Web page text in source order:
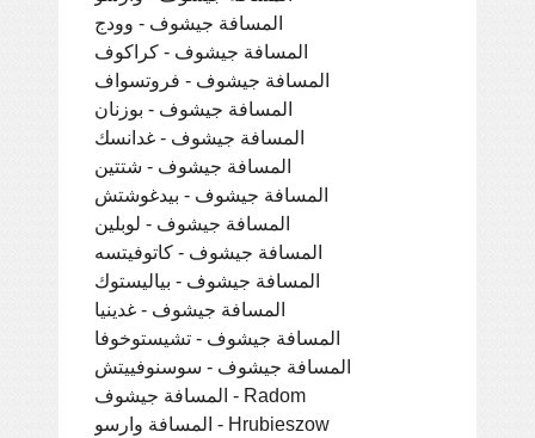
المسافة جيشوف - وودج
المسافة جيشوف - كراكوف
المسافة جيشوف - فروتسواف
المسافة جيشوف - بوزنان
المسافة جيشوف - غدانسك
المسافة جيشوف - شتتين
المسافة جيشوف - بيدغوشتش
المسافة جيشوف - لوبلين
المسافة جيشوف - كاتوفيتسه
المسافة جيشوف - بياليستوك
المسافة جيشوف - غدينيا
المسافة جيشوف - تشيستوخوفا
المسافة جيشوف - سوسنوفييتش
المسافة جيشوف - Radom
المسافة وارسو - Hrubieszow